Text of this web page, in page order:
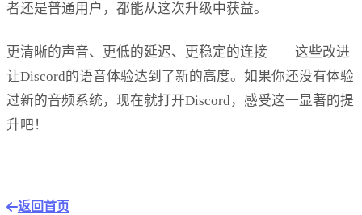
者还是普通用户，都能从这次升级中获益。
更清晰的声音、更低的延迟、更稳定的连接——这些改进
让Discord的语音体验达到了新的高度。如果你还没有体验
过新的音频系统，现在就打开Discord，感受这一显著的提
升吧！
返回首页